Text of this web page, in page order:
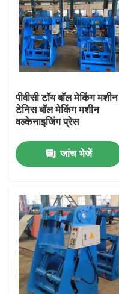
उत्पादों
वीडियो
पीवीसी टॉय बॉल मेकिंग मशीन
टेनिस बॉल मेकिंग मशीन
वल्केनाइजिंग प्रेस
जांच भेजें